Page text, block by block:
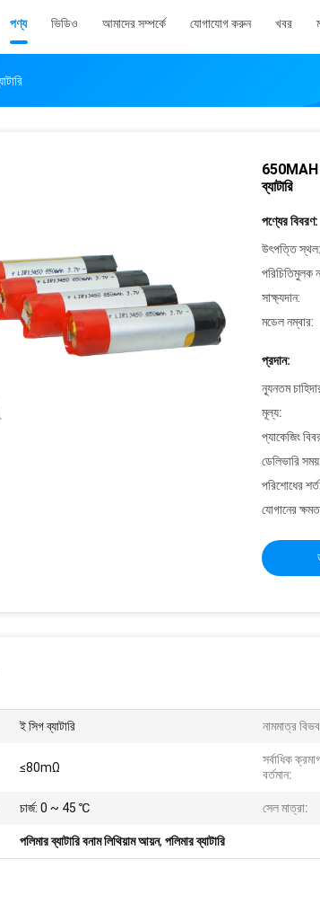
পণ্য ভিডিও আমাদের সম্পর্কে যোগাযোগ করুন খবর
650MAH
ব্যাটারি
পণ্যের বিবরণ:
উৎপত্তি স্থল:
পরিচিতিমুলক
সাক্ষ্যদান:
মডেল নম্বার:
প্রদান:
ন্যূনতম
মূল্য:
প্যাকেজিং
ডেলিভারি
পরিশোধের
যোগানের
ই সিগ ব্যাটারি নামমাত্র
≤80mΩ
সর্বাধিক
বর্তমান:
চার্জ: 0 ~ 45 ℃ সেল মাত্রা:
পলিমার ব্যাটারি বনাম লিথিয়াম আয়ন, পলিমার ব্যাটারি